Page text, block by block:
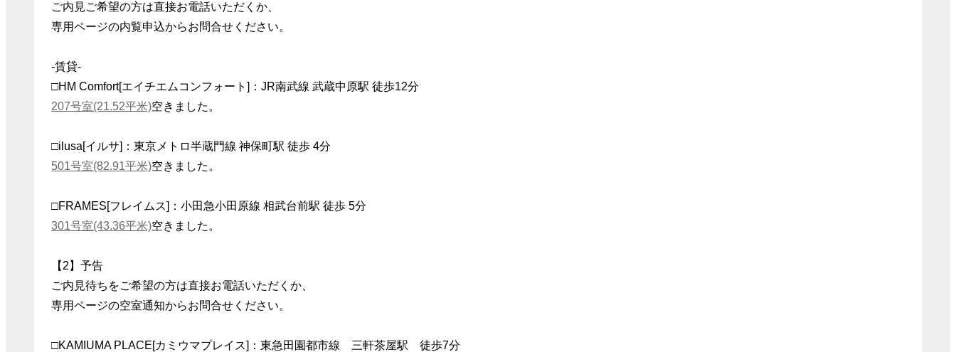
ご内見ご希望の方は直接お電話いただくか、
専用ページの内覧申込からお問合せください。
-賃貸-
□HM Comfort[エイチエムコンフォート]：JR南武線 武蔵中原駅 徒歩12分
207号室(21.52平米)空きました。
□ilusa[イルサ]：東京メトロ半蔵門線 神保町駅 徒歩 4分
501号室(82.91平米)空きました。
□FRAMES[フレイムス]：小田急小田原線 相武台前駅 徒歩 5分
301号室(43.36平米)空きました。
【2】予告
ご内見待ちをご希望の方は直接お電話いただくか、
専用ページの空室通知からお問合せください。
□KAMIUMA PLACE[カミウマプレイス]：東急田園都市線 三軒茶屋駅 徒歩7分